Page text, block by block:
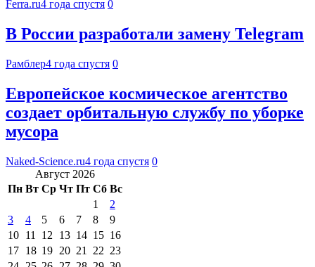
Ferra.ru4 года спустя 0
В России разработали замену Telegram
Рамблер4 года спустя 0
Европейское космическое агентство
создает орбитальную службу по уборке
мусора
Naked-Science.ru4 года спустя 0
Август 2026
Пн Вт Ср Чт Пт Сб Вс
1
2
3
4 5 6 7 8
9
10 11 12 13 14 15 16
17 18 19 20 21 22 23